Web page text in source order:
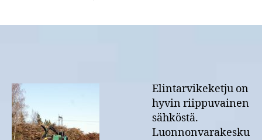
Elintarvikeketju on
hyvin riippuvainen
sähköstä.
Luonnonvarakesku